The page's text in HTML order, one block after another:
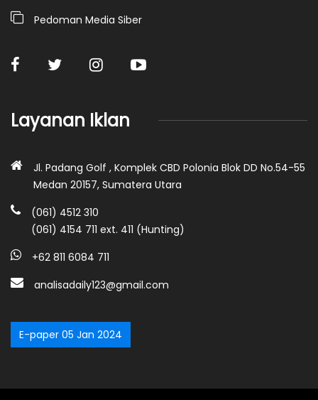
Pedoman Media Siber
Layanan Iklan
Jl. Padang Golf , Komplek CBD Polonia Blok DD No.54-55
Medan 20157, Sumatera Utara
(061) 4512 310
(061) 4154 711 ext. 411 (Hunting)
+62 811 6084 711
analisadaily123@gmail.com
E-paper 05 Jan 2024